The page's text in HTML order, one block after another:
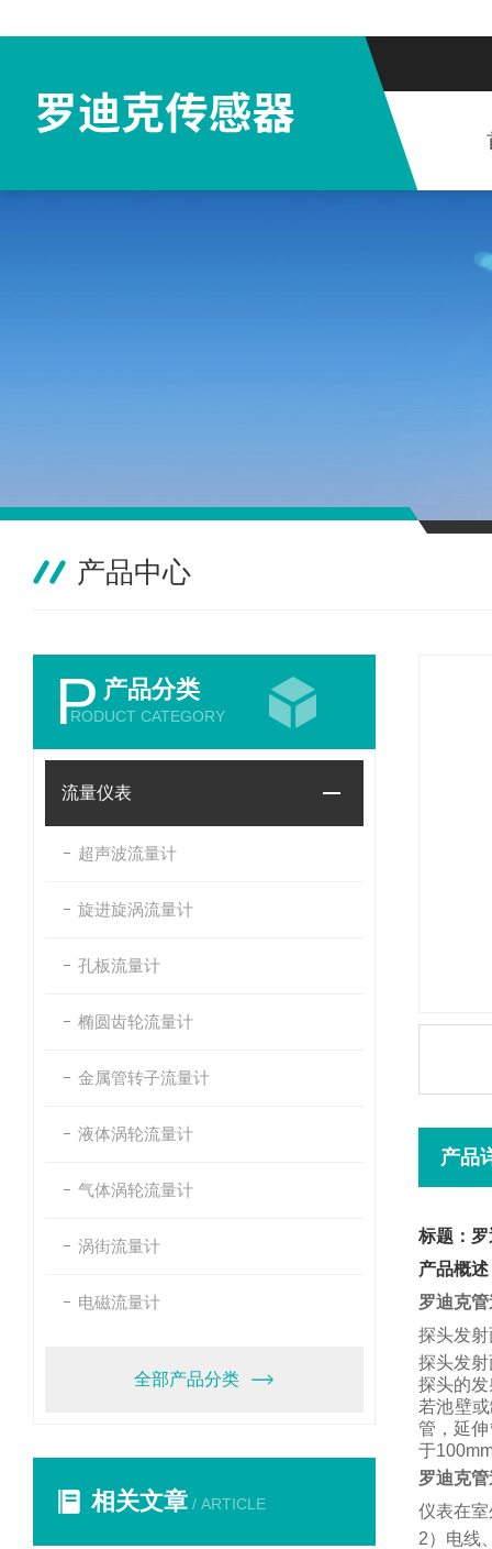
产品中心
P 产品分类
RODUCT CATEGORY
流量仪表
超声波流量计
旋进旋涡流量计
孔板流量计
椭圆齿轮流量计
金属管转子流量计
液体涡轮流量计
气体涡轮流量计
涡街流量计
电磁流量计
全部产品分类
相关文章 / ARTICLE
产品
标题：
产品概述
罗迪克
探头发
探头发
探头的
若池壁
管，延
于
罗迪克
仪表在
2）电线